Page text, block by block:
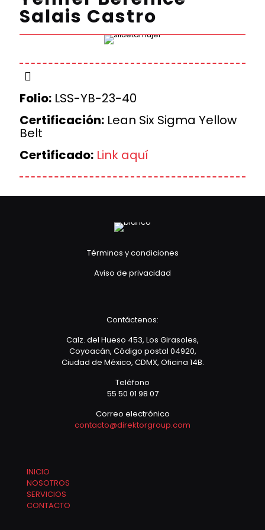
Salais Castro
Folio: LSS-YB-23-40
Certificación: Lean Six Sigma Yellow
Belt
Certificado: Link aquí
Términos y condiciones
Aviso de privacidad
Contáctenos:
Calz. del Hueso 453, Los Girasoles,
Coyoacán, Código postal 04920,
Ciudad de México, CDMX, Oficina 14B.
Teléfono
55 50 01 98 07
Correo electrónico
contacto@direktorgroup.com
INICIO
NOSOTROS
SERVICIOS
CONTACTO